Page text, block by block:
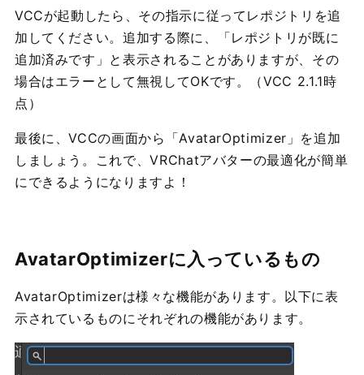
VCCが起動したら、その指示に従ってレポジトリを追
加してください。追加する際に、「レポジトリが既に
追加済みです」と表示されることがありますが、その
場合はエラーとして無視してOKです。（VCC 2.1.1時
点）
最後に、VCCの画面から「AvatarOptimizer」を追加
しましょう。これで、VRChatアバターの最適化が簡単
にできるようになりますよ！
AvatarOptimizerに入っているもの
AvatarOptimizerは様々な機能があります。以下に表
示されているものにそれぞれの機能があります。